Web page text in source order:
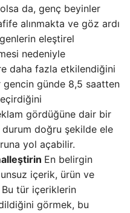
da, genç beyinler
alınmakta ve göz ardı
eleştirel
nedeniyle
daha fazla etkilendiğini
günde 8,5 saatten
gördüğüne dair bir
doğru şekilde ele
yol açabilir.
En belirgin
içerik, ürün ve
Bu tür içeriklerin
görmek, bu